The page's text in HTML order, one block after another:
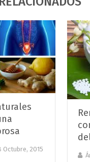
Octubre, 2015